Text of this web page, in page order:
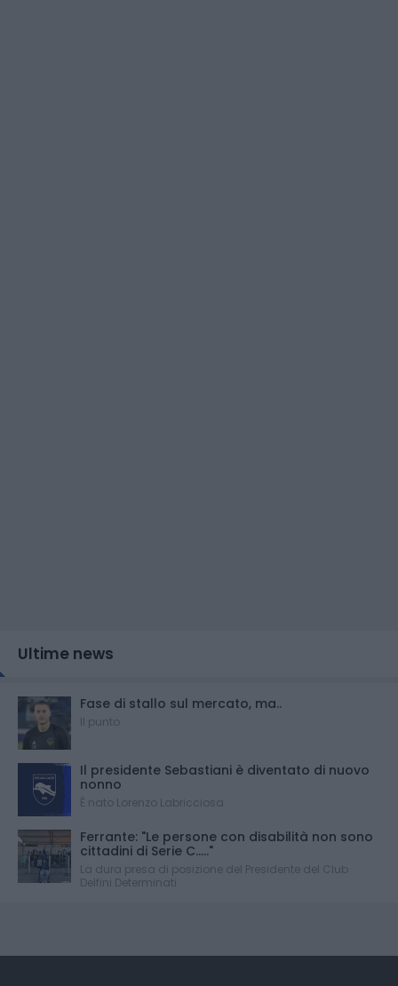
Ultime news
Fase di stallo sul mercato, ma..
Il punto
Il presidente Sebastiani è diventato di nuovo
nonno
È nato Lorenzo Labricciosa
Ferrante: "Le persone con disabilità non sono
cittadini di Serie C....."
La dura presa di posizione del Presidente del Club
Delfini Determinati